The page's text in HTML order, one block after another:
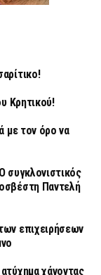
Κρητικού!
με τον όρο να
συγκλονιστικός
Παντελή
επιχειρήσεων
χάνοντας